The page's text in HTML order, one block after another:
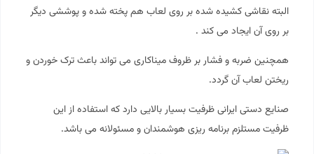
البته نقاشی کشیده شده بر روی لعاب هم پخته شده و پوششی دیگر
بر روی آن ایجاد می کند .
همچنین ضربه و فشار بر ظروف میناکاری می تواند باعث ترک خوردن و
ریختن لعاب آن گردد.
صنایع دستی ایرانی ظرفیت بسیار بالایی دارد که استفاده از این
ظرفیت مستلزم برنامه ریزی هوشمندان و مسئولانه می باشد.